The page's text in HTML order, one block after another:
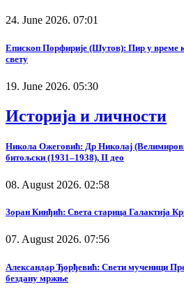
24. June 2026. 07:01
Епископ Порфирије (Шутов): Пир у време
свету
19. June 2026. 05:30
Историја и личности
Никола Ожеговић: Др Николај
битољски (1931–1938), II део
08. August 2026. 02:58
Зоран Кинђић: Света старица Галактија
07. August 2026. 07:56
Александар Ђорђевић: Свети мученици
бездану мржње